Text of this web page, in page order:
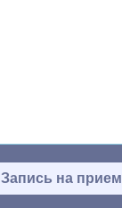
Запись на прием